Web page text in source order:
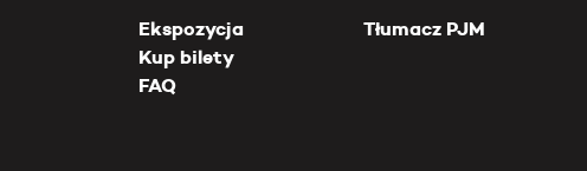
Ekspozycja
Kup bilety
FAQ
Tłumacz PJM